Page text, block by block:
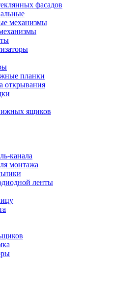
фасадов
механизмы
планки
открывания
ящиков
канала
монтажа
ленты